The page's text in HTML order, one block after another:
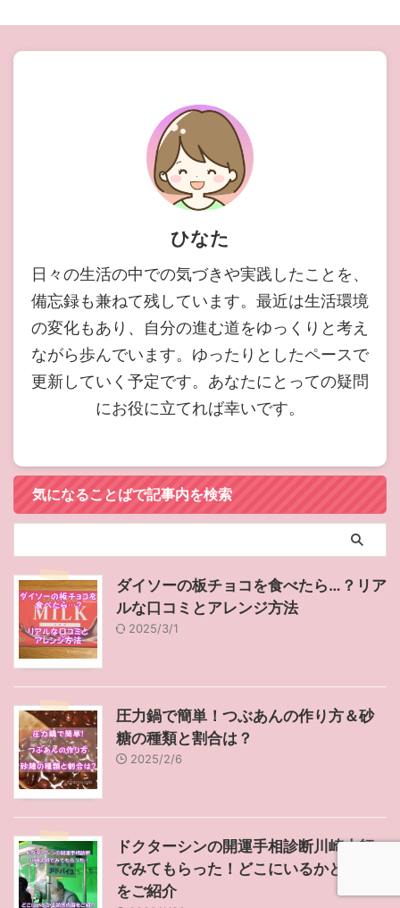
ひなた
日々の生活の中での気づきや実践したことを、
備忘録も兼ねて残しています。最近は生活環境
の変化もあり、自分の進む道をゆっくりと考え
ながら歩んでいます。ゆったりとしたペースで
更新していく予定です。あなたにとっての疑問
にお役に立てれば幸いです。
気になることばで記事内を検索
ダイソーの板チョコを食べたら…？リア
ルな口コミとアレンジ方法
2025/3/1
圧力鍋で簡単！つぶあんの作り方＆砂
糖の種類と割合は？
2025/2/6
ドクターシンの開運手相診断川崎大師
でみてもらった！どこにいるかと内容
をご紹介